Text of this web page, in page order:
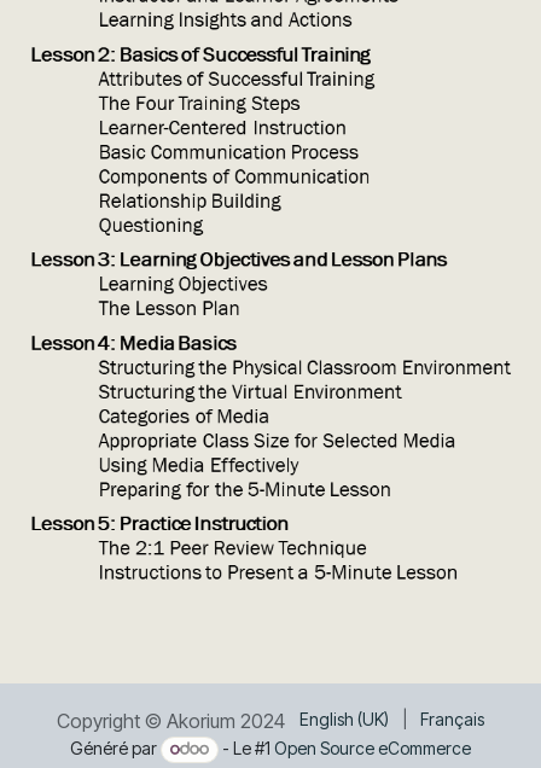
Copyright © Akorium 2024 English (UK)
Français
Généré par
- Le #1Open Source eCommerce